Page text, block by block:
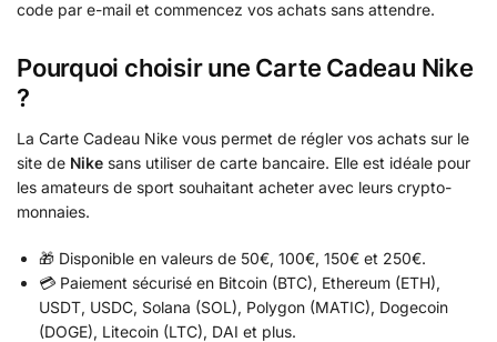
code par e-mail et commencez vos achats sans attendre.
Pourquoi choisir une Carte Cadeau Nike
?
La Carte Cadeau Nike vous permet de régler vos achats sur le
site de Nike sans utiliser de carte bancaire. Elle est idéale pour
les amateurs de sport souhaitant acheter avec leurs crypto-
monnaies.
🎁 Disponible en valeurs de 50€, 100€, 150€ et 250€.
💳 Paiement sécurisé en Bitcoin (BTC), Ethereum (ETH),
USDT, USDC, Solana (SOL), Polygon (MATIC), Dogecoin
(DOGE), Litecoin (LTC), DAI et plus.